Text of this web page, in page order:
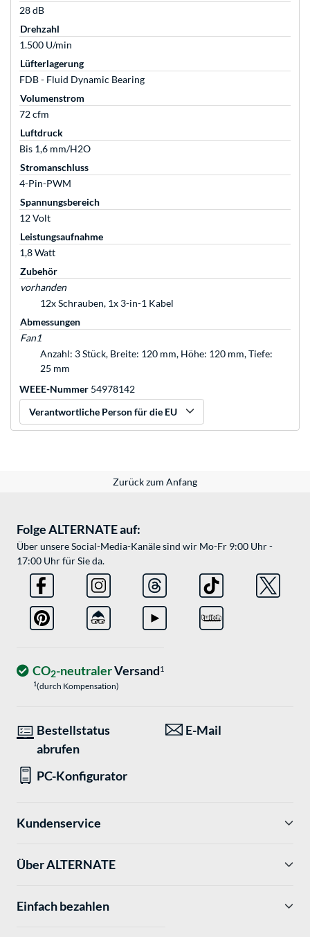
28 dB
Drehzahl
1.500 U/min
Lüfterlagerung
FDB - Fluid Dynamic Bearing
Volumenstrom
72 cfm
Luftdruck
Bis 1,6 mm/H2O
Stromanschluss
4-Pin-PWM
Spannungsbereich
12 Volt
Leistungsaufnahme
1,8 Watt
Zubehör
vorhanden
12x Schrauben, 1x 3-in-1 Kabel
Abmessungen
Fan1
Anzahl: 3 Stück, Breite: 120 mm, Höhe: 120 mm, Tiefe:
25 mm
WEEE-Nummer 54978142
Verantwortliche Person für die EU
Zurück zum Anfang
Folge ALTERNATE auf:
Über unsere Social-Media-Kanäle sind wir Mo-Fr 9:00 Uhr -
17:00 Uhr für Sie da.
CO2-neutralerVersand1
1(durch Kompensation)
Bestellstatus
abrufen
E-Mail
PC-Konfigurator
Kundenservice
Über ALTERNATE
Einfach bezahlen